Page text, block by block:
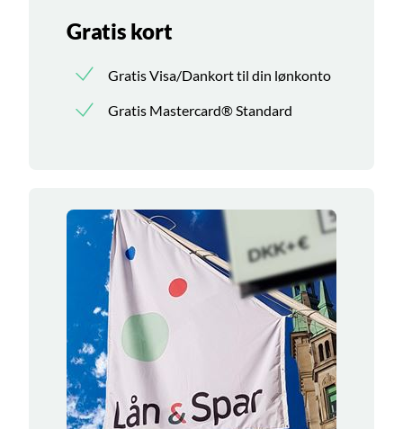
Gratis kort
Gratis Visa/Dankort til din lønkonto
Gratis Mastercard® Standard